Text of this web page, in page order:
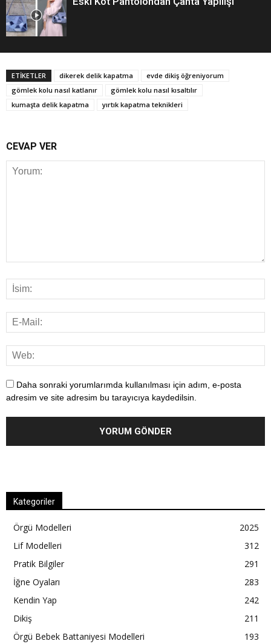
ETİKETLER dikerek delik kapatma
evde dikiş öğreniyorum
gömlek kolu nasıl katlanır
gömlek kolu nasıl kısaltılır
kumaşta delik kapatma
yırtık kapatma teknikleri
CEVAP VER
Daha sonraki yorumlarımda kullanılması için adım, e-posta
adresim ve site adresim bu tarayıcıya kaydedilsin.
Kategoriler
Örgü Modelleri
2025
Lif Modelleri
312
Pratik Bilgiler
291
İğne Oyaları
283
Kendin Yap
242
Dikiş
211
Örgü Bebek Battaniyesi Modelleri
193